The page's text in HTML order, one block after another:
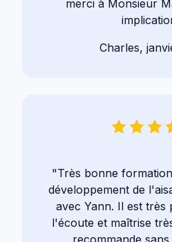
merci à Monsieur
Charles,
"Très bonne
développement de
avec Yann. Il est très
l'écoute et maîtrise
recommande